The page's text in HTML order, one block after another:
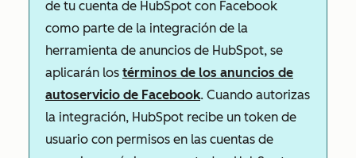
de tu cuenta de HubSpot con Facebook
como parte de la integración de la
herramienta de anuncios de HubSpot, se
aplicarán los términos de los anuncios de
autoservicio de Facebook. Cuando autorizas
la integración, HubSpot recibe un token de
usuario con permisos en las cuentas de